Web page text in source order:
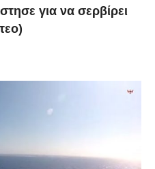
για να σερβίρει